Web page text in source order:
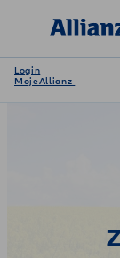
Login
MojeAllianz